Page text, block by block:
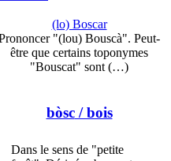
(lo) Boscar
"(lou) Bouscà". Peut-
être que certains toponymes
"Bouscat" sont (…)
bòsc/ bois
Dans le sens de "petite